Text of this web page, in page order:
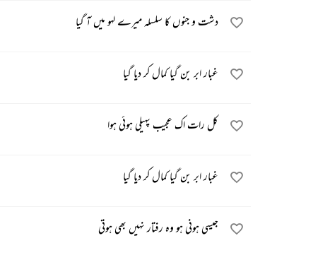
دشت و جنوں کا سلسلہ میرے لہو میں آ گیا
غبار ابر بن گیا کمال کر دیا گیا
کل رات اک عجیب پہیلی ہوئی ہوا
غبار ابر بن گیا کمال کر دیا گیا
جیسی ہونی ہو وہ رفتار نہیں بھی ہوتی